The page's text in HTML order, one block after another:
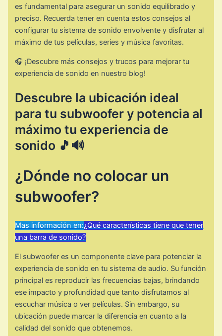
es fundamental para asegurar un sonido equilibrado y
preciso. Recuerda tener en cuenta estos consejos al
configurar tu sistema de sonido envolvente y disfrutar al
máximo de tus películas, series y música favoritas.
🎧 ¡Descubre más consejos y trucos para mejorar tu
experiencia de sonido en nuestro blog!
Descubre la ubicación ideal
para tu subwoofer y potencia al
máximo tu experiencia de
sonido 🎵🔊
¿Dónde no colocar un
subwoofer?
Mas información en:¿Qué características tiene que tener
una barra de sonido?
El subwoofer es un componente clave para potenciar la
experiencia de sonido en tu sistema de audio. Su función
principal es reproducir las frecuencias bajas, brindando
ese impacto y profundidad que tanto disfrutamos al
escuchar música o ver películas. Sin embargo, su
ubicación puede marcar la diferencia en cuanto a la
calidad del sonido que obtenemos.